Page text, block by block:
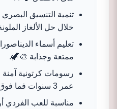
تنمية التنسيق
خلال حل الألغاز
تعليم أسماء
ممتعة وجذابة 🎨🦖.
رسومات كرتونية
عمر 3 سنوات فما فوق 👍👶.
مناسبة للعب الفردي